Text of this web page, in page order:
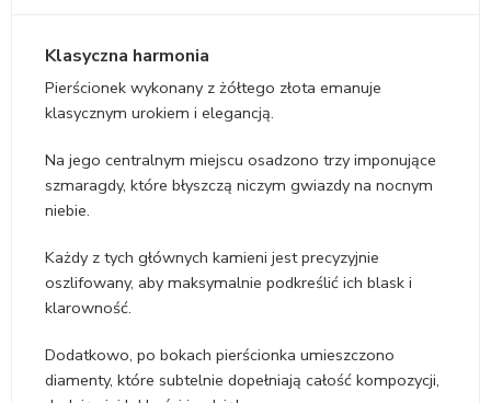
Klasyczna harmonia
Pierścionek wykonany z żółtego złota emanuje
klasycznym urokiem i elegancją.
Na jego centralnym miejscu osadzono trzy imponujące
szmaragdy, które błyszczą niczym gwiazdy na nocnym
niebie.
Każdy z tych głównych kamieni jest precyzyjnie
oszlifowany, aby maksymalnie podkreślić ich blask i
klarowność.
Dodatkowo, po bokach pierścionka umieszczono
diamenty, które subtelnie dopełniają całość kompozycji,